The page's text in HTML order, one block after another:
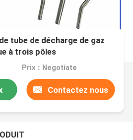
tube de décharge de gaz
à trois pôles
Prix：Negotiate
Contactez nous